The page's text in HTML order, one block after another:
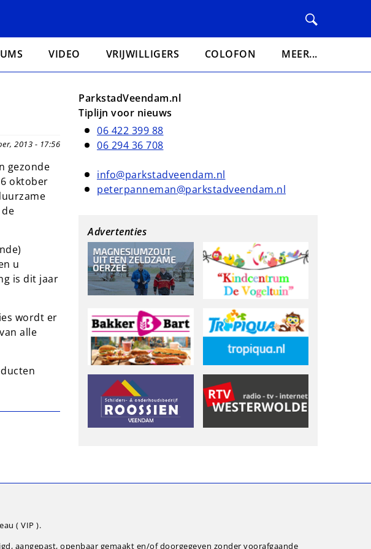
VIDEO VRIJWILLIGERS COLOFON MEER...
2013 - 17:56
gezonde
oktober
u
is dit jaar
wordt er
alle
ParkstadVeendam.nl
Tiplijn voor nieuws
06 422 399 88
06 294 36 708
info@parkstadveendam.nl
peterpanneman@parkstadveendam.nl
Advertenties
( VIP ).
aangepast, openbaar gemaakt en/of doorgegeven zonder voorafgaande